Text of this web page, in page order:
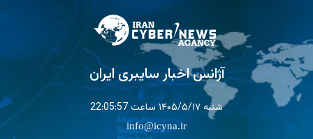
آژانس اخبار سایبری ایران
شنبه ۱۴۰۵/۵/۱۷ ساعت 22:05:57
info@icyna.ir